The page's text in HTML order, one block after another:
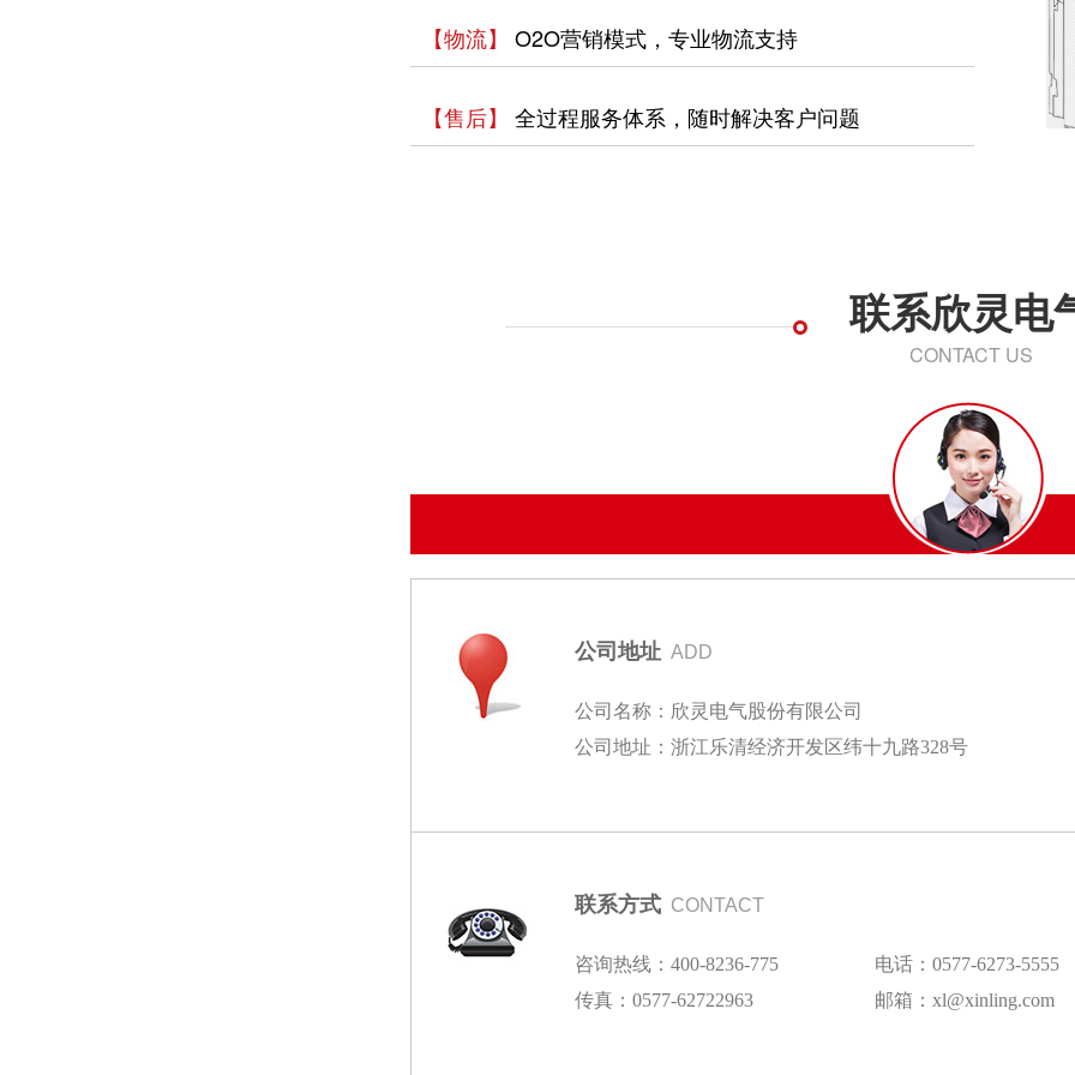
【物流】 O2O营销模式，专业物流支持
【售后】 全过程服务体系，随时解决客户问题
联系欣灵电
CONTACT US
公司地址 ADD
公司名称：欣灵电气股份有限公司
公司地址：浙江乐清经济开发区纬十九路328号
联系方式 CONTACT
咨询热线：400-8236-775
电话：0577-6273-5555
传真：0577-62722963
邮箱：xl@xinling.com